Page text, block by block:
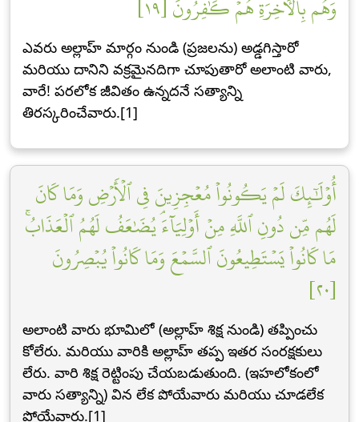
وَهُم بِٱلۡأٓخِرَةِ هُمۡ كَٰفِرُونَ [١٩]
ఎవరు అల్లాహ్ మార్గం నుండి (ప్రజలను) అడ్డగిస్తారో
మరియు దానిని వక్రమైనదిగా చూపుతారో అలాంటి వారు,
వారే! పరలోక జీవితం ఉన్నదనే సత్యాన్ని
తిరస్కరించేవారు.[1]
أُوْلَٰٓئِكَ لَمۡ يَكُونُواْ مُعۡجِزِينَ فِي ٱلۡأَرۡضِ وَمَا كَانَ
لَهُم مِّن دُونِ ٱللَّهِ مِنۡ أَوۡلِيَآءَۘ يُضَٰعَفُ لَهُمُ ٱلۡعَذَابُۚ
مَا كَانُواْ يَسۡتَطِيعُونَ ٱلسَّمۡعَ وَمَا كَانُواْ يُبۡصِرُونَ
[٢٠]
అలాంటి వారు భూమిలో (అల్లాహ్ శిక్ష నుండి) తప్పించు
కోలేరు. మరియు వారికి అల్లాహ్ తప్ప ఇతర సంరక్షకులు
లేరు. వారి శిక్ష రెట్టింపు చేయబడుతుంది. (ఇహలోకంలో
వారు సత్యాన్ని) విన లేక పోయేవారు మరియు చూడలేక
పోయేవారు.[1]